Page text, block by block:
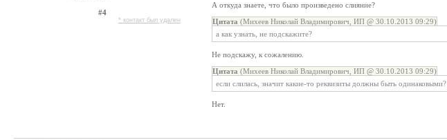
#4
* контакт был удален
А откуда знаете, что было произведено слияние?
Цитата (Михеев Николай Владимирович, ИП @ 30.10.2013 09:29)
а как узнать, не подскажите?
Не подскажу, к сожалению.
Цитата (Михеев Николай Владимирович, ИП @ 30.10.2013 09:29)
если слилась, значит какие-то реквизиты должны быть одинаковыми?
Нет.